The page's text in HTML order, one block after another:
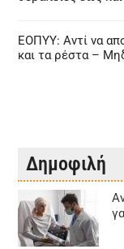
ΕΟΠΥΥ: Αντί να
και τα ρέστα –
Δημοφιλή